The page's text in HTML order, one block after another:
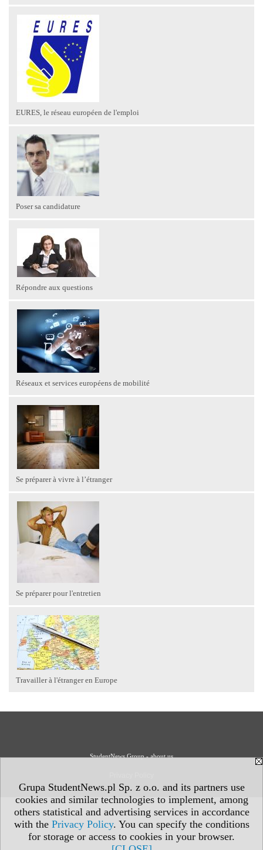
Grupa StudentNews.pl Sp. z o.o. and its partners use
cookies and similar technologies to implement, among
others statistical and advertising services in accordance
with the Privacy Policy. You can specify the conditions
for storage or access to cookies in your browser.
EURES, le réseau européen de l'emploi
Poser sa candidature
Répondre aux questions
Réseaux et services européens de mobilité
Se préparer à vivre à l’étranger
Se préparer pour l'entretien
Travailler à l'étranger en Europe
StudentNews Group - about us